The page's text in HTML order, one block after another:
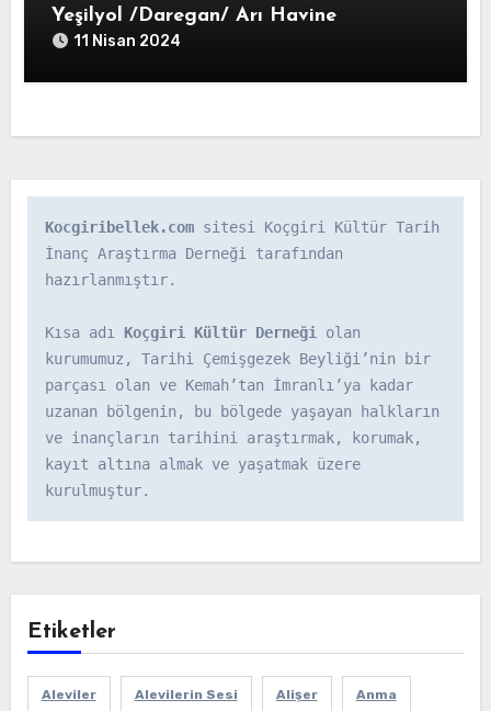
Yeşilyol /Daregan/ Arı Havine
11 Nisan 2024
Kocgiribellek.com sitesi Koçgiri Kültür Tarih
İnanç Araştırma Derneği tarafından
hazırlanmıştır.
Kısa adı Koçgiri Kültür Derneği olan
kurumumuz, Tarihi Çemişgezek Beyliği’nin bir
parçası olan ve Kemah’tan İmranlı’ya kadar
uzanan bölgenin, bu bölgede yaşayan halkların
ve inançların tarihini araştırmak, korumak,
kayıt altına almak ve yaşatmak üzere
kurulmuştur.
Etiketler
Aleviler Alevilerin Sesi Alişer Anma